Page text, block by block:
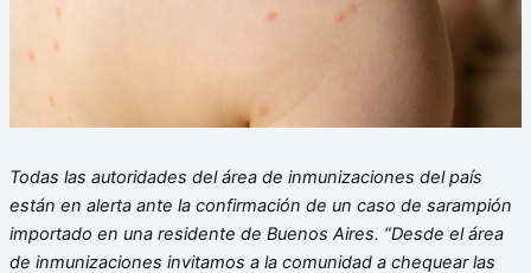
Todas las autoridades del área de inmunizaciones del país
están en alerta ante la confirmación de un caso de sarampión
importado en una residente de Buenos Aires. “Desde el área
de inmunizaciones invitamos a la comunidad a chequear las